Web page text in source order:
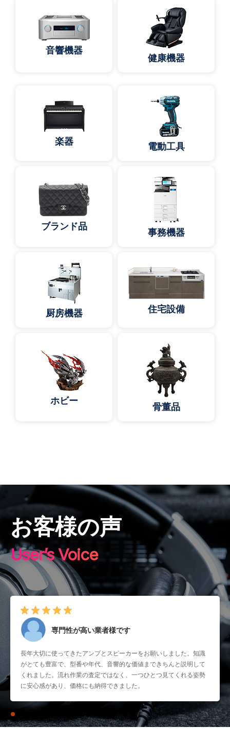
音響機器
健康機器
楽器 電動工具
ブランド品
事務機器
厨房機器 住宅設備
ホビー
骨董品
お客様の声
User’s Voice
専門性が高い業者様です
長年大切に使ってきたアンプとスピーカーをお願いしました。知識
がとても豊富で、型番や年代、音響的な価値まできちんと説明して
くれました。流れ作業の査定ではなく、一つひとつ見てくれる姿勢
に安心感があり、価格にも納得できました。